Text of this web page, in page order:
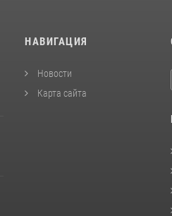
НАВИГАЦИЯ
Новости
Карта сайта